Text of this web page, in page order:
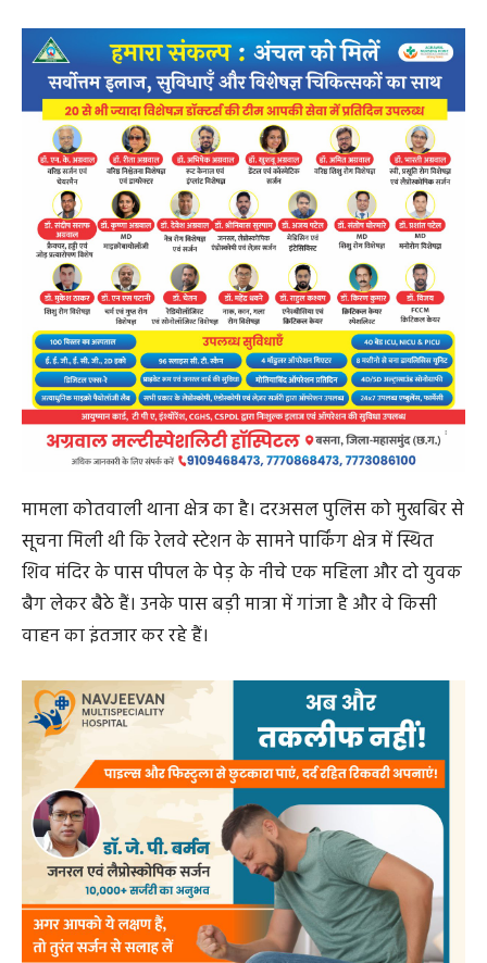
मामला कोतवाली थाना क्षेत्र का है। दरअसल पुलिस को मुखबिर से
सूचना मिली थी कि रेलवे स्टेशन के सामने पार्किंग क्षेत्र में स्थित
शिव मंदिर के पास पीपल के पेड़ के नीचे एक महिला और दो युवक
बैग लेकर बैठे हैं। उनके पास बड़ी मात्रा में गांजा है और वे किसी
वाहन का इंतजार कर रहे हैं।